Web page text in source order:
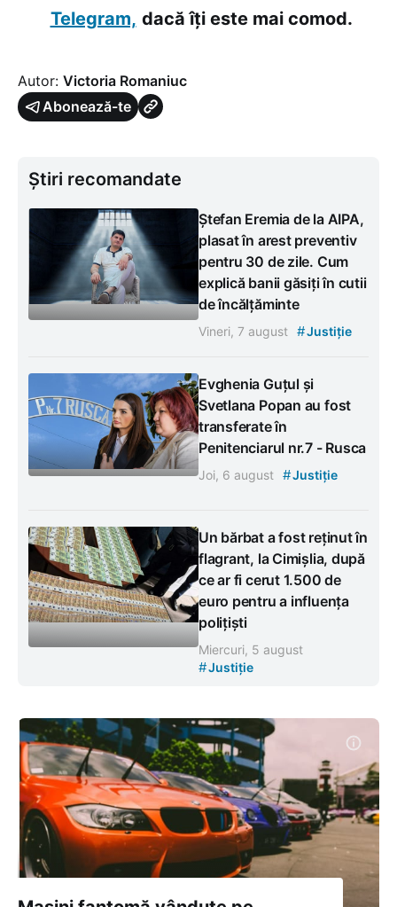
Telegram, dacă îți este mai comod.
Autor: Victoria Romaniuc
Abonează-te
Știri recomandate
Ștefan Eremia de la AIPA,
plasat în arest preventiv
pentru 30 de zile. Cum
explică banii găsiți în cutii
de încălțăminte
Vineri, 7 august #Justiție
Evghenia Guțul și
Svetlana Popan au fost
transferate în
Penitenciarul nr.7 - Rusca
Joi, 6 august #Justiție
Un bărbat a fost reținut în
flagrant, la Cimișlia, după
ce ar fi cerut 1.500 de
euro pentru a influența
polițiști
Miercuri, 5 august
#Justiție